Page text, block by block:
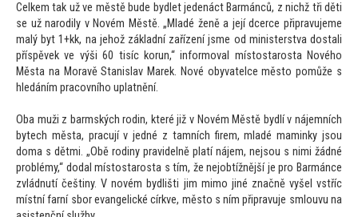
Celkem tak už ve městě bude bydlet jedenáct Barmánců, z nichž tři děti
se už narodily v Novém Městě. „Mladé ženě a její dcerce připravujeme
malý byt 1+kk, na jehož základní zařízení jsme od ministerstva dostali
příspěvek ve výši 60 tisíc korun,“ informoval místostarosta Nového
Města na Moravě Stanislav Marek. Nové obyvatelce město pomůže s
hledáním pracovního uplatnění.
Oba muži z barmských rodin, které již v Novém Městě bydlí v nájemních
bytech města, pracují v jedné z tamních firem, mladé maminky jsou
doma s dětmi. „Obě rodiny pravidelně platí nájem, nejsou s nimi žádné
problémy,“ dodal místostarosta s tím, že nejobtížnější je pro Barmánce
zvládnutí češtiny. V novém bydlišti jim mimo jiné značně vyšel vstříc
místní farní sbor evangelické církve, město s ním připravuje smlouvu na